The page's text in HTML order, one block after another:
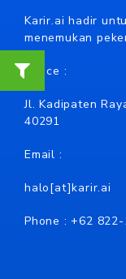
Karir.ai hadir
menemukan
Office :
Jl. Kadipaten
40291
Email :
halo[at]karir.ai
Phone : +62